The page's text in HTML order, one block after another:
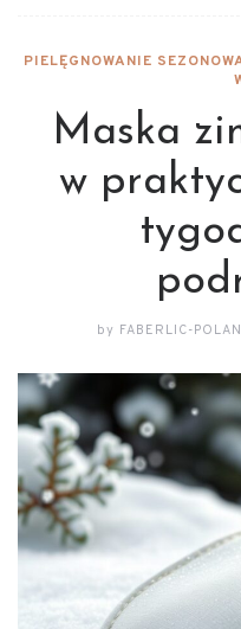
PIELĘGNOWANIE
Maska
w
by FABERLIC-